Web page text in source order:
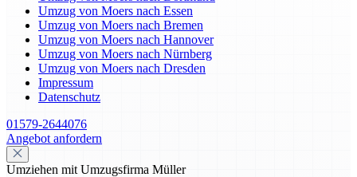
Umzug von Moers nach Essen
Umzug von Moers nach Bremen
Umzug von Moers nach Hannover
Umzug von Moers nach Nürnberg
Umzug von Moers nach Dresden
Impressum
Datenschutz
01579-2644076
Angebot anfordern
Umziehen mit Umzugsfirma Müller